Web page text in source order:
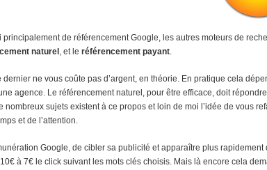
de référencement Google, les autres moteurs de
naturel , et le référencement payant
dernier ne vous coûte pas d’argent, en théorie. En pratique cela
agence. Le référencement naturel, pour être efficace, doit
sujets existent à ce propos et loin de moi l’idée de vous
et de l’attention.
Google, de cibler sa publicité et apparaître plus rapidement
à 7€ le click suivant les mots clés choisis. Mais là encore cela